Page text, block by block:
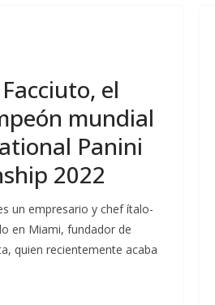
el
mundial
Panini
2022
un empresario y chef ítalo-
en Miami, fundador de
quien recientemente acaba